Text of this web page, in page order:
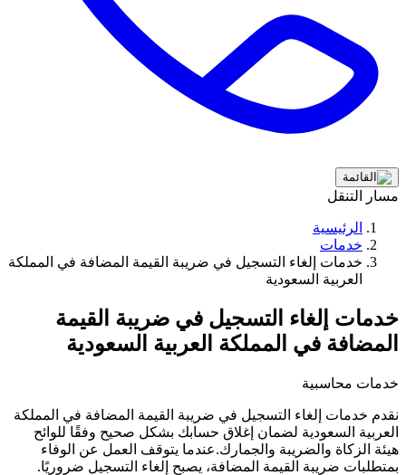
مسار التنقل
الرئيسية
خدمات
خدمات إلغاء التسجيل في ضريبة القيمة المضافة في المملكة
العربية السعودية
خدمات إلغاء التسجيل في ضريبة القيمة
المضافة في المملكة العربية السعودية
خدمات محاسبية
نقدم خدمات إلغاء التسجيل في ضريبة القيمة المضافة في المملكة
العربية السعودية لضمان إغلاق حسابك بشكل صحيح وفقًا للوائح
هيئة الزكاة والضريبة والجمارك.عندما يتوقف العمل عن الوفاء
بمتطلبات ضريبة القيمة المضافة، يصبح إلغاء التسجيل ضروريًا.